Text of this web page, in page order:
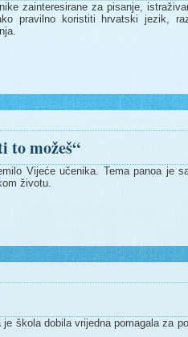
zainteresirane za pisanje,
pravilno koristiti hrvatski jezik,
to možeš“
Vijeće učenika. Tema panoa je
životu.
škola dobila vrijedna pomagala za